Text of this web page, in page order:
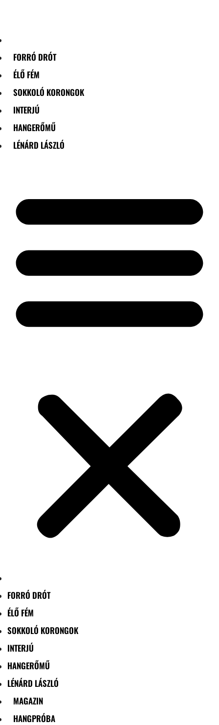
FORRÓ DRÓT
ÉLŐ FÉM
SOKKOLÓ KORONGOK
INTERJÚ
HANGERŐMŰ
LÉNÁRD LÁSZLÓ
FORRÓ DRÓT
ÉLŐ FÉM
SOKKOLÓ KORONGOK
INTERJÚ
HANGERŐMŰ
LÉNÁRD LÁSZLÓ
MAGAZIN
HANGPRÓBA